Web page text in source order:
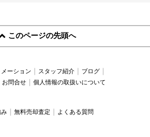
このページの先頭へ
ーション スタッフ紹介
ブログ
お問合せ 個人情報の取扱いについて
無料売却査定 よくある質問